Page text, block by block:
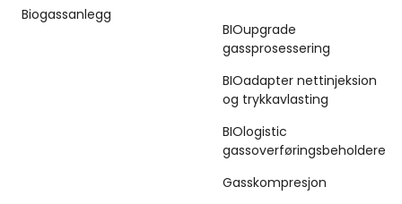
Biogassanlegg
BIOupgrade
gassprosessering
BIOadapter nettinjeksion
og trykkavlasting
BIOlogistic
gassoverføringsbeholdere
Gasskompresjon